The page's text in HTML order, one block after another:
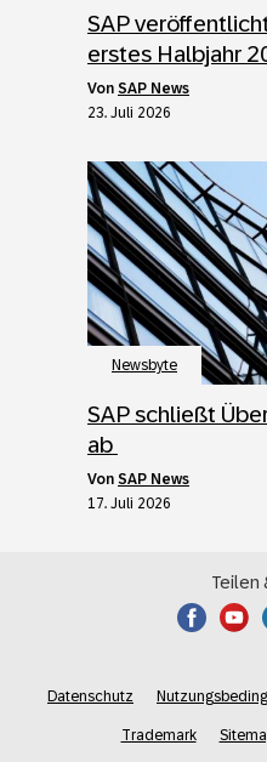
SAP
erstes Halbjahr
von SAP News
23. Juli 2026
Newsbyte
SAP schließt
ab
von SAP News
17. Juli 2026
Teilen
Datenschutz
Trademark